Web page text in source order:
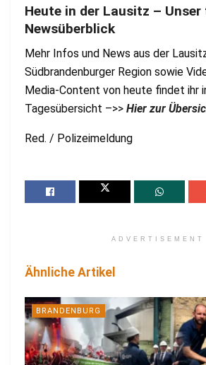
Heute in der Lausitz –
Newsüberblick
Mehr Infos und News aus der
Südbrandenburger Region sowie
Media-Content von heute findet ihr
Tagesübersicht –>> Hier zur
Red. / Polizeimeldung
ADVERTISEMENT
Ähnliche Artikel
BRANDENBURG